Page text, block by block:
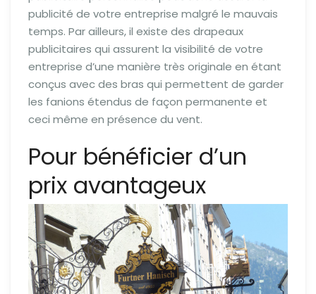
publicité de votre entreprise malgré le mauvais
temps. Par ailleurs, il existe des drapeaux
publicitaires qui assurent la visibilité de votre
entreprise d’une manière très originale en étant
conçus avec des bras qui permettent de garder
les fanions étendus de façon permanente et
ceci même en présence du vent.
Pour bénéficier d’un
prix avantageux